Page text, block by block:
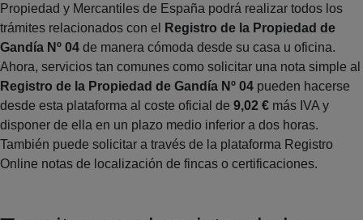
Propiedad y Mercantiles de España podrá realizar todos los
trámites relacionados con el
Registro de la Propiedad de
Gandía Nº 04 de manera cómoda desde su casa u oficina.
Ahora, servicios tan comunes como solicitar una nota simple al
Registro de la Propiedad de Gandía Nº 04 pueden hacerse
desde esta plataforma al coste oficial de 9,02 € más IVA y
disponer de ella en un plazo medio inferior a dos horas.
También puede solicitar a través de la plataforma Registro
Online notas de localización de fincas o certificaciones.